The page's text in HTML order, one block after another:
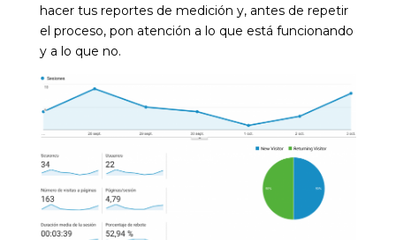
hacer tus reportes de medición y, antes de repetir
el proceso, pon atención a lo que está funcionando
y a lo que no.